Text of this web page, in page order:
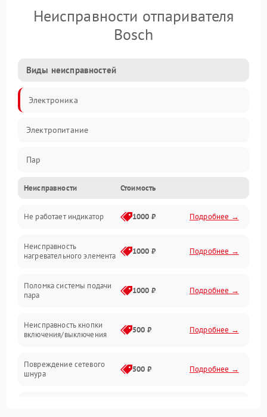
Неисправности отпаривателя
Bosch
Виды неисправностей
Электроника
Электропитание
Пар
Герметичность
Механические повреждения
Неисправности Стоимость
Не работает индикатор 1000 ₽ Подробнее →
Неисправность
нагревательного элемента
1000 ₽ Подробнее →
Поломка системы подачи
пара
1000 ₽ Подробнее →
Неисправность кнопки
включения/выключения
500 ₽ Подробнее →
Повреждение сетевого
шнура
500 ₽ Подробнее →